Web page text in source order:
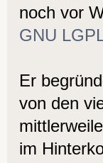
noch vor
GNU
Er
von den
im